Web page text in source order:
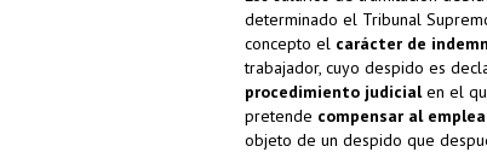
determinado el Tribunal
concepto el carácter de
trabajador, cuyo despido es
procedimiento judicialen el
pretende compensar al
objeto de un despido que